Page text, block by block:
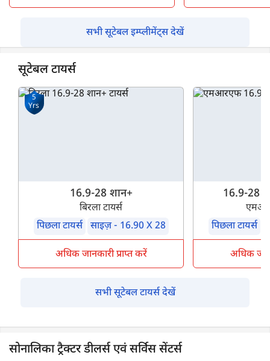
सभी सूटेबल इम्प्लीमेंट्स देखें
सूटेबल टायर्स
5
Yrs
16.9-28 शान+
बिरला टायर्स
पिछला टायर्स
साइज़ - 16.90 X 28
अधिक जानकारी प्राप्त करें
16.9-28
पिछला टायर्स
अधिक
सभी सूटेबल टायर्स देखें
सोनालिका ट्रैक्टर डीलर्स एवं सर्विस सेंटर्स